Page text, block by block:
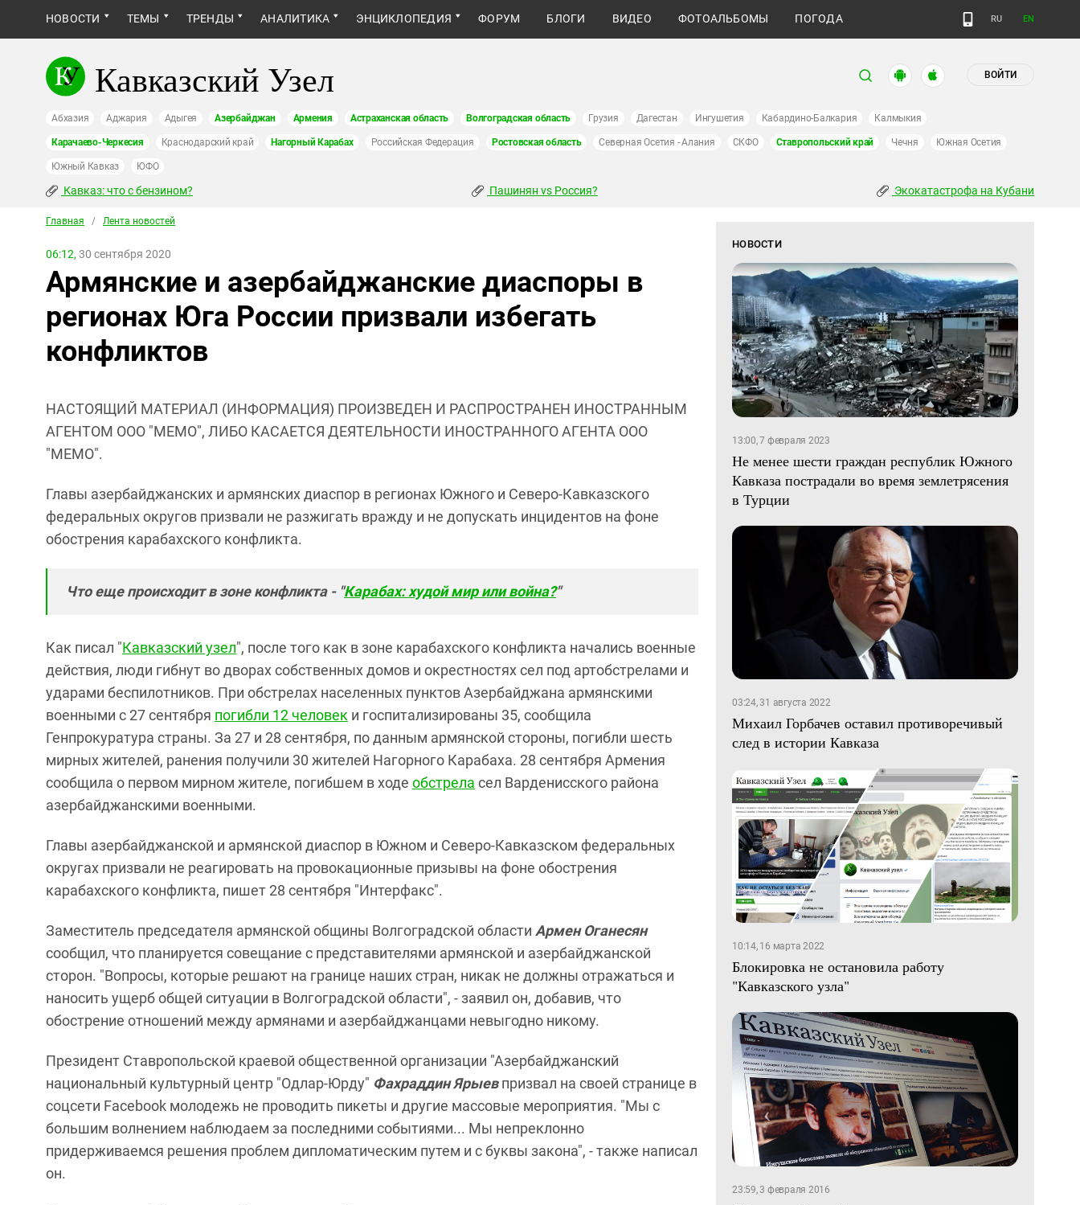
НОВОСТИ ТЕМЫ ТРЕНДЫ АНАЛИТИКА ЭНЦИКЛОПЕДИЯ ФОРУМ БЛОГИ ВИДЕО ФОТОАЛЬБОМЫ ПОГОДА RU EN
Кавказский Узел ВОЙТИ
Абхазия Аджария Адыгея Азербайджан Армения Астраханская область Волгоградская область Грузия Дагестан Ингушетия Кабардино-Балкария Калмыкия
Карачаево-Черкесия Краснодарский край Нагорный Карабах Российская Федерация Ростовская область Северная Осетия - Алания СКФО Ставропольский край Чечня Южная Осетия
Южный Кавказ ЮФО
Кавказ: что с бензином? Пашинян vs Россия? Экокатастрофа на Кубани
Главная / Лента новостей
06:12, 30 сентября 2020
Армянские и азербайджанские диаспоры в
регионах Юга России призвали избегать
конфликтов
НАСТОЯЩИЙ МАТЕРИАЛ (ИНФОРМАЦИЯ) ПРОИЗВЕДЕН И РАСПРОСТРАНЕН ИНОСТРАННЫМ
АГЕНТОМ ООО "МЕМО", ЛИБО КАСАЕТСЯ ДЕЯТЕЛЬНОСТИ ИНОСТРАННОГО АГЕНТА ООО
"МЕМО".
Главы азербайджанских и армянских диаспор в регионах Южного и Северо-Кавказского
федеральных округов призвали не разжигать вражду и не допускать инцидентов на фоне
обострения карабахского конфликта.
Что еще происходит в зоне конфликта - "Карабах: худой мир или война?"
Как писал "Кавказский узел", после того как в зоне карабахского конфликта начались военные
действия, люди гибнут во дворах собственных домов и окрестностях сел под артобстрелами и
ударами беспилотников. При обстрелах населенных пунктов Азербайджана армянскими
военными с 27 сентября погибли 12 человек и госпитализированы 35, сообщила
Генпрокуратура страны. За 27 и 28 сентября, по данным армянской стороны, погибли шесть
мирных жителей, ранения получили 30 жителей Нагорного Карабаха. 28 сентября Армения
сообщила о первом мирном жителе, погибшем в ходе обстрела сел Варденисского района
азербайджанскими военными.
Главы азербайджанской и армянской диаспор в Южном и Северо-Кавказском федеральных
округах призвали не реагировать на провокационные призывы на фоне обострения
карабахского конфликта, пишет 28 сентября "Интерфакс".
Заместитель председателя армянской общины Волгоградской области Армен Оганесян
сообщил, что планируется совещание с представителями армянской и азербайджанской
сторон. "Вопросы, которые решают на границе наших стран, никак не должны отражаться и
наносить ущерб общей ситуации в Волгоградской области", - заявил он, добавив, что
обострение отношений между армянами и азербайджанцами невыгодно никому.
Президент Ставропольской краевой общественной организации "Азербайджанский
национальный культурный центр "Одлар-Юрду" Фахраддин Ярыевпризвал на своей странице в
соцсети Facebook молодежь не проводить пикеты и другие массовые мероприятия. "Мы с
большим волнением наблюдаем за последними событиями... Мы непреклонно
придерживаемся решения проблем дипломатическим путем и с буквы закона", - также написал
он.
НОВОСТИ
13:00, 7 февраля 2023
Не менее шести граждан республик Южного
Кавказа пострадали во время землетрясения
в Турции
03:24, 31 августа 2022
Михаил Горбачев оставил противоречивый
след в истории Кавказа
10:14, 16 марта 2022
Блокировка не остановила работу
"Кавказского узла"
23:59, 3 февраля 2016